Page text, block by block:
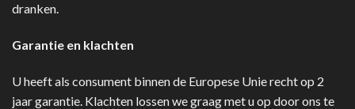
dranken.
Garantie en klachten
U heeft als consument binnen de Europese Unie recht op 2
jaar garantie. Klachten lossen we graag met u op door ons te